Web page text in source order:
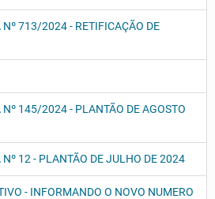
713/2024 - RETIFICAÇÃO DE
145/2024 - PLANTÃO DE AGOSTO
12 - PLANTÃO DE JULHO DE 2024
- INFORMANDO O NOVO NUMERO